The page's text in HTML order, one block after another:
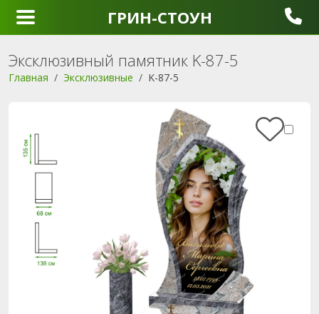
ГРИН-СТОУН
Эксклюзивный памятник K-87-5
Главная Эксклюзивные K-87-5